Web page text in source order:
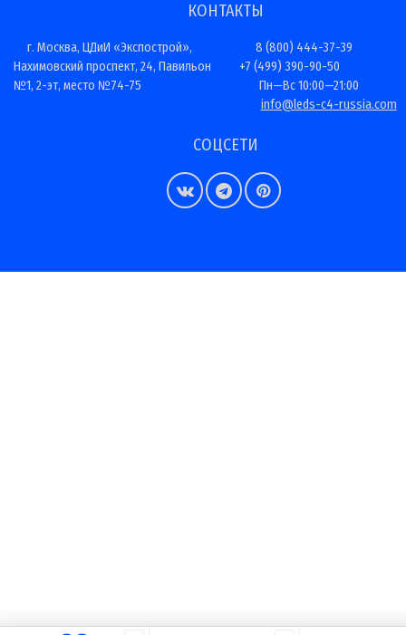
КОНТАКТЫ
г. Москва, ЦДиИ «Экспострой»,
Нахимовский проспект, 24, Павильон
№1, 2-эт, место №74-75
8 (800) 444-37-39
+7 (499) 390-90-50
Пн—Вс 10:00—21:00
info@leds-c4-russia.com
СОЦСЕТИ